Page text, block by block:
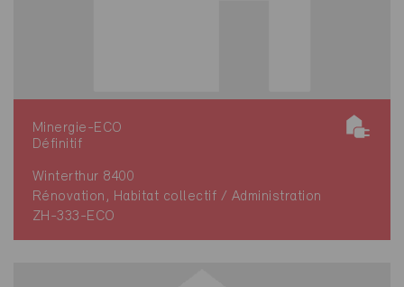
Minergie-ECO
Définitif
Winterthur 8400
Rénovation, Habitat collectif / Administration
ZH-333-ECO